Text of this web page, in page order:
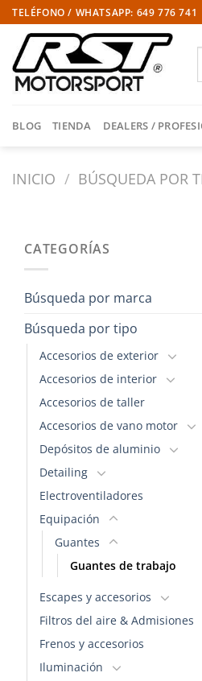
Saltar
al
contenido
TELÉFONO / WHATSAPP: 649 776
BLOG TIENDA DEALERS /
INICIO / BÚSQUEDA POR
CATEGORÍAS
Búsqueda por marca
Búsqueda por tipo
Accesorios de exterior
Accesorios de interior
Accesorios de taller
Accesorios de vano motor
Depósitos de aluminio
Detailing
Electroventiladores
Equipación
Guantes
Guantes de trabajo
Escapes y accesorios
Filtros del aire & Admisiones
Frenos y accesorios
Iluminación